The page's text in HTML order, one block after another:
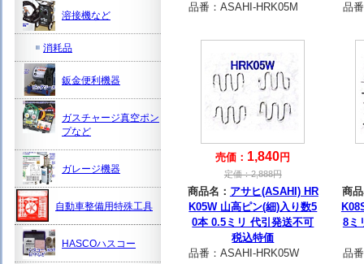
品番： ASAHI-HRK05M 品
売価： 1,840円
定価：2,888円
商品名： アサヒ(ASAHI) HR
K05W 山高ピン(細)入り数5
0本 0.5ミリ 代引発送不可
税込特価
品番： ASAHI-HRK05W
商
8ミ
品
溶接機など
消耗品
鈑金便利機器
ガスチャージ真空ポン
プなど
ガレージ機器
自動車整備用特殊工具
HASCOハスコー